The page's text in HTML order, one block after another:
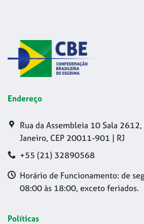
Endereço
Rua da Assembleia 10 Sala
Janeiro, CEP 20011-901 | RJ
+55 (21) 32890568
Horário de Funcionamento: de
08:00 às 18:00, exceto feriados.
Políticas